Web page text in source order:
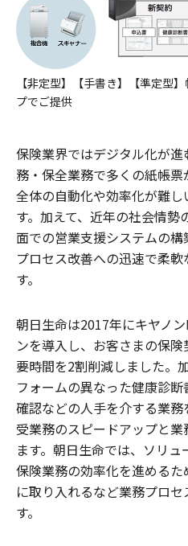
【非定型】【手書き】【準定型
プでご提供
保険業界ではデジタル化が
務・保全業務で多くの紙帳
全体の自動化や効率化が難
す。加えて、近年の社会情
面での営業支援システムの
プロセス改善への迅速で柔
す。
朝日生命は2017年にキヤノ
ンを導入し、お客さまの保
要時間を2割削減しました。
フォームの異なった健康診
確認などの人手を介する業
受業務のスピードアップと
ます。朝日生命では、ソリ
保険業務の効率化を進めるた
に取り入れるなど業務プロ
す。